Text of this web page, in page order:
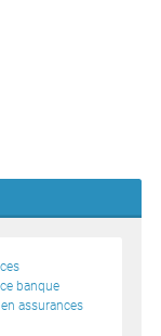
banque
assurances